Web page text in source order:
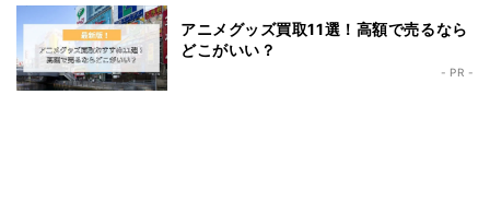
アニメグッズ買取11選！高額で売るなら
どこがいい？
- PR -